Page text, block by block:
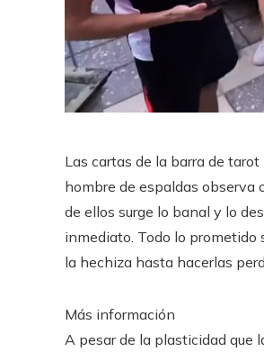
Las cartas de la barra de
hombre de espaldas observa
de ellos surge lo banal y lo
inmediato. Todo lo prometido
la hechiza hasta hacerlas
Más información
A pesar de la plasticidad que